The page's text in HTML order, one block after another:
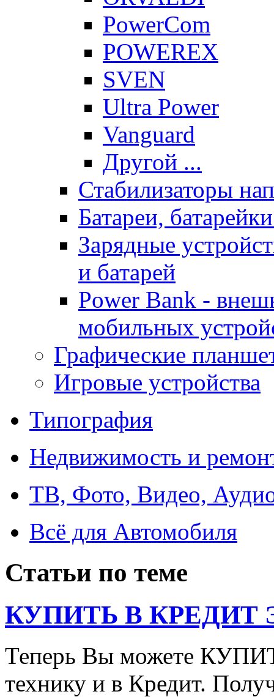
PowerCom
POWEREX
SVEN
Ultra Power
Vanguard
Другой ...
Стабилизаторы
Батареи,
Зарядные
и батарей
Power Bank -
мобильных
Графические
Игровые устройства
Типография
Недвижимость и
ТВ, Фото, Видео,
Всё для Автомобиля
Статьи по теме
КУПИТЬ В КРЕДИТ
Теперь Вы можете
технику и в Кредит.